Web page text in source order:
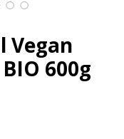
Vegan
600g